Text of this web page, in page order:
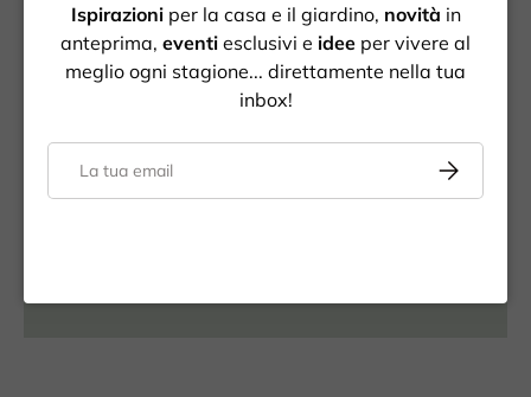
25 anni a Parma
Negozio fisico di
Invia la tua candidatura
Ispirazioni per la casa e il giardino, novità in
anteprima, eventi esclusivi e idee per vivere al
meglio ogni stagione... direttamente nella tua
inbox!
Iscriviti